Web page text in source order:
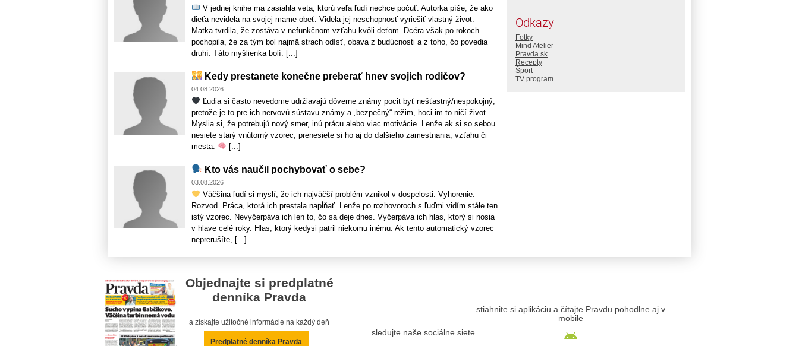
V jednej knihe ma zasiahla veta, ktorú veľa ľudí nechce počuť. Autorka píše, že ako
dieťa nevidela na svojej mame obeť. Videla jej neschopnosť vyriešiť vlastný život.
Matka tvrdila, že zostáva v nefunkčnom vzťahu kvôli deťom. Dcéra však po rokoch
pochopila, že za tým bol najmä strach odísť, obava z budúcnosti a z toho, čo povedia
druhí. Táto myšlienka bolí. [...]
Kedy prestanete konečne preberať hnev svojich rodičov?
04.08.2026
Ľudia si často nevedome udržiavajú dôverne známy pocit byť nešťastný/nespokojný,
pretože je to pre ich nervovú sústavu známy a „bezpečný“ režim, hoci im to ničí život.
Myslia si, že potrebujú nový smer, inú prácu alebo viac motivácie. Lenže ak si so sebou
nesiete starý vnútorný vzorec, prenesiete si ho aj do ďalšieho zamestnania, vzťahu či
mesta.
[...]
Kto vás naučil pochybovať o sebe?
03.08.2026
Väčšina ľudí si myslí, že ich najväčší problém vznikol v dospelosti. Vyhorenie.
Rozvod. Práca, ktorá ich prestala napĺňať. Lenže po rozhovoroch s ľuďmi vidím stále ten
istý vzorec. Nevyčerpáva ich len to, čo sa deje dnes. Vyčerpáva ich hlas, ktorý si nosia
v hlave celé roky. Hlas, ktorý kedysi patril niekomu inému. Ak tento automatický vzorec
neprerušíte, [...]
Odkazy
Fotky
Mind Atelier
Pravda.sk
Recepty
Šport
TV program
Objednajte si predplatné
denníka Pravda
a získajte užitočné informácie na každý deň
Predplatné denníka Pravda
sledujte naše sociálne siete
stiahnite si aplikáciu a čítajte Pravdu pohodlne aj v
mobile